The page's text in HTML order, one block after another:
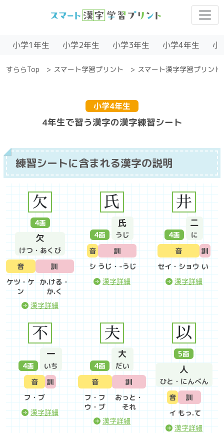
小学1年生 小学2年生 小学3年生 小学4年生 小
すららTop スマート学習プリント スマート漢字学習プリント
小学4年生
4年生で習う漢字の漢字練習シート
練習シートに含まれる漢字の説明
欠
4画
欠
けつ・あくび
音
ケツ・ケ
ン
訓
か.ける・
か.く
漢字詳細
氏
4画
氏
うじ
音
シ
訓
うじ・-うじ
漢字詳細
井
4画
二
に
音
セイ・ショウ
訓
い
漢字詳細
不
4画
一
いち
音
フ・ブ
訓
漢字詳細
夫
4画
大
だい
音
フ・フ
ウ・ブ
訓
おっと・
それ
漢字詳細
以
5画
人
ひと・にんべん
音
イ
訓
もっ.て
漢字詳細